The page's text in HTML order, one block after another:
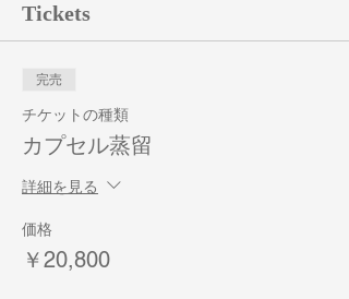
Tickets
完売
チケットの種類
カプセル蒸留
詳細を見る
価格
￥20,800